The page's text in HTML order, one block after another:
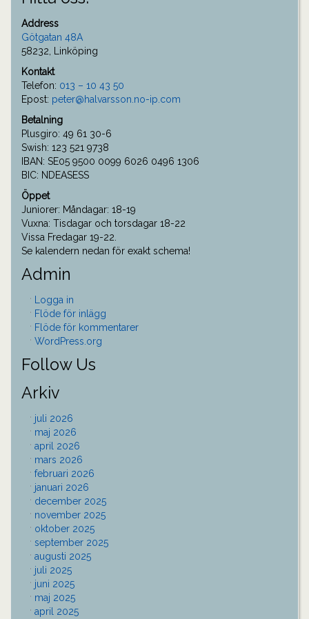
Address
Götgatan 48A
58232, Linköping
Kontakt
Telefon: 013 – 10 43 50
Epost: peter@halvarsson.no-ip.com
Betalning
Plusgiro: 49 61 30-6
Swish: 123 521 9738
IBAN: SE05 9500 0099 6026 0496 1306
BIC: NDEASESS
Öppet
Juniorer: Måndagar: 18-19
Vuxna: Tisdagar och torsdagar 18-22
Vissa Fredagar 19-22.
Se kalendern nedan för exakt schema!
Admin
Logga in
Flöde för inlägg
Flöde för kommentarer
WordPress.org
Follow Us
Arkiv
juli 2026
maj 2026
april 2026
mars 2026
februari 2026
januari 2026
december 2025
november 2025
oktober 2025
september 2025
augusti 2025
juli 2025
juni 2025
maj 2025
april 2025